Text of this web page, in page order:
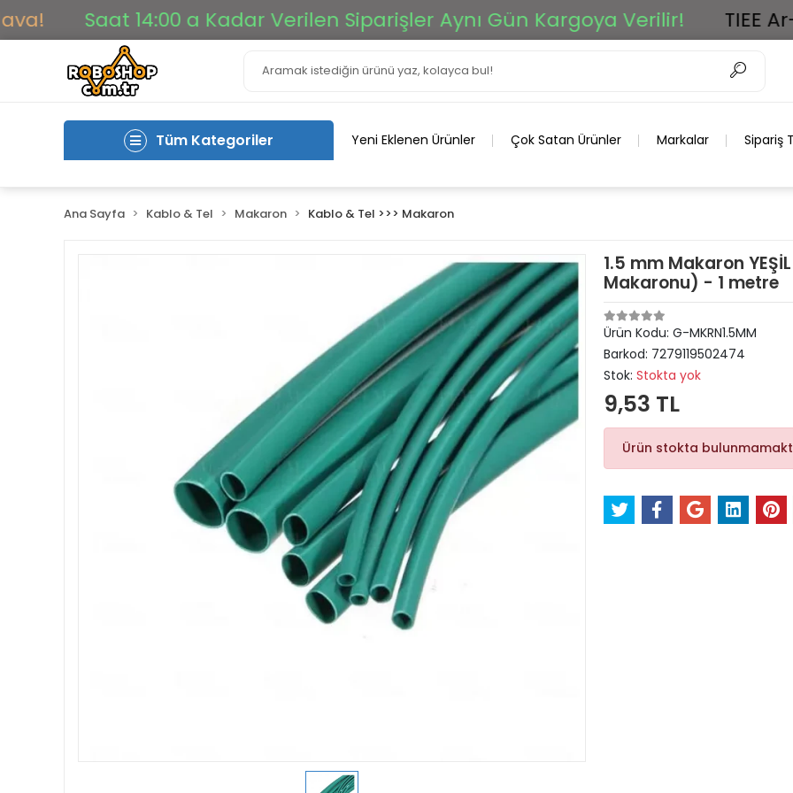
Saat 14:00 a Kadar Verilen Siparişler Aynı Gün Kargoya Verilir! TIEE Ar-Ge
Tüm Kategoriler Yeni Eklenen Ürünler Çok Satan Ürünler Markalar Sipariş
Ana Sayfa Kablo & Tel Makaron Kablo & Tel >>> Makaron
1.5 mm Makaron
Makaronu) - 1 metre
Ürün Kodu: G-MKRN1.5MM
Barkod: 7279119502474
Stok: Stokta yok
9,53 TL
Ürün stokta